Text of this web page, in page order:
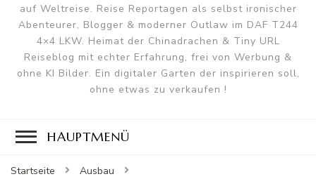
auf Weltreise. Reise Reportagen als selbst ironischer
Abenteurer, Blogger & moderner Outlaw im DAF T244
4×4 LKW. Heimat der Chinadrachen & Tiny URL
Reiseblog mit echter Erfahrung, frei von Werbung &
ohne KI Bilder. Ein digitaler Garten der inspirieren soll,
ohne etwas zu verkaufen !
HAUPTMENÜ
Startseite
Ausbau